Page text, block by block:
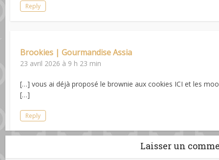
Reply
Brookies | Gourmandise Assia
23 avril 2026 à 9 h 23 min
[…] vous ai déjà proposé le brownie aux cookies ICI et les
[…]
Reply
Laisser un